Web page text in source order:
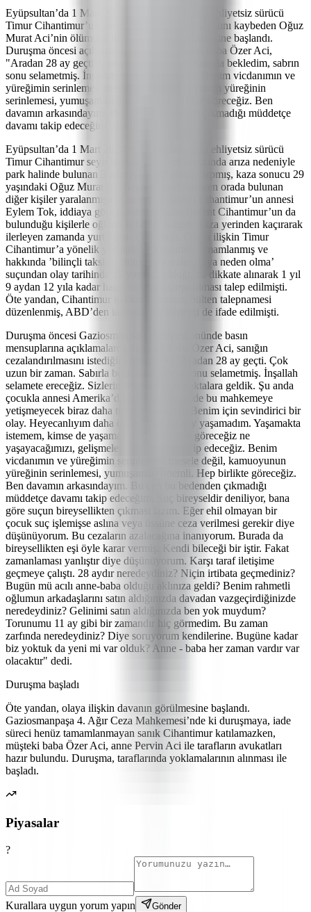
Eyüpsultan’da 1 Mart 2024’te 17 yaşında olan ehliyetsiz sürücü
Timur Cihantimur’un karıştığı kaza sonucu hayatını kaybeden Oğuz
Murat Aci’nin ölümüne ilişkin davanın görülmesine başlandı.
Duruşma öncesi açıklamada bulunan müşteki baba Özer Aci,
"Aradan 28 ay geçti. Çok uzun bir zaman. Sabırla bekledim, sabrın
sonu selametmiş. İnşallah selamete ereceğiz. Benim vicdanımın ve
yüreğimin serinlemesi mesele değil, kamuoyunun yüreğinin
serinlemesi, yumuşaması önemli. Hep birlikte göreceğiz. Ben
davamın arkasındayım. Bu can bu bedenden çıkmadığı müddetçe
davamı takip edeceğim" dedi.
Eyüpsultan’da 1 Mart 2024’te 17 yaşında olan ehliyetsiz sürücü
Timur Cihantimur seyir halindeyken yol kenarında arıza nedeniyle
park halinde bulunan 3 adet ATV tipi araca çarpmış, kaza sonucu 29
yaşındaki Oğuz Murat Aci hayatını kaybederken orada bulunan
diğer kişiler yaralanmıştı. Kazanın ardından Cihantimur’un annesi
Eylem Tok, iddiaya göre aralarında baba Bülent Cihantimur’un da
bulunduğu kişilerle oğlunu iş birliği halinde kaza yerinden kaçırarak
ilerleyen zamanda yurt dışına çıkarmıştı. Olaya ilişkin Timur
Cihantimur’a yönelik yürütülen soruşturma tamamlanmış ve
hakkında ’bilinçli taksirle ölüme ve yaralanmaya neden olma’
suçundan olay tarihinde 17 yaşında olduğu da dikkate alınarak 1 yıl
9 aydan 12 yıla kadar hapis cezasına çarptırılması talep edilmişti.
Öte yandan, Cihantimur hakkında kırmızı bülten talepnamesi
düzenlenmiş, ABD’den iadesinin beklendiği de ifade edilmişti.
Duruşma öncesi Gaziosmanpaşa Adliyesi önünde basın
mensuplarına açıklamalarda bulunan baba Özer Aci, sanığın
cezalandırılmasını istediğini belirterek, "Aradan 28 ay geçti. Çok
uzun bir zaman. Sabırla bekledim, sabrın sonu selametmiş. İnşallah
selamete ereceğiz. Sizlerin sayesinde bu noktalara geldik. Şu anda
çocukla annesi Amerika’da tutuklu. Herhalde bu mahkemeye
yetişmeyecek biraz daha tutuklu kalsınlar. Benim için sevindirici bir
olay. Heyecanlıyım daha önce böyle bir şey yaşamadım. Yaşamakta
istemem, kimse de yaşamasın. Hep birlikte göreceğiz ne
yaşayacağımızı, gelişmeleri hep birlikte takip edeceğiz. Benim
vicdanımın ve yüreğimin serinlemesi mesele değil, kamuoyunun
yüreğinin serinlemesi, yumuşaması önemli. Hep birlikte göreceğiz.
Ben davamın arkasındayım. Bu can bu bedenden çıkmadığı
müddetçe davamı takip edeceğim. Suç bireyseldir deniliyor, bana
göre suçun bireysellikten çıkması lazım. Eğer ehil olmayan bir
çocuk suç işlemişse aslına veya üssüne ceza verilmesi gerekir diye
düşünüyorum. Bu cezaların azalacağına inanıyorum. Burada da
bireysellikten eşi öyle karar vermiş. Kendi bileceği bir iştir. Fakat
zamanlaması yanlıştır diye düşünüyorum. Karşı taraf iletişime
geçmeye çalıştı. 28 aydır neredeydiniz? Niçin irtibata geçmediniz?
Bugün mü acılı anne-baba olduğu aklınıza geldi? Benim rahmetli
oğlumun arkadaşlarını satın aldığınızda davadan vazgeçirdiğinizde
neredeydiniz? Gelinimi satın aldığınızda ben yok muydum?
Torunumu 11 ay gibi bir zamandır hiç görmedim. Bu zaman
zarfında neredeydiniz? Diye soruyorum kendilerine. Bugüne kadar
biz yoktuk da yeni mi var olduk? Anne - baba her zaman vardır var
olacaktır" dedi.
Duruşma başladı
Öte yandan, olaya ilişkin davanın görülmesine başlandı.
Gaziosmanpaşa 4. Ağır Ceza Mahkemesi’nde ki duruşmaya, iade
süreci henüz tamamlanmayan sanık Cihantimur katılamazken,
müşteki baba Özer Aci, anne Pervin Aci ile tarafların avukatları
hazır bulundu. Duruşma, taraflarında yoklamalarının alınması ile
başladı.
Piyasalar
?
Kurallara uygun yorum yapın Gönder